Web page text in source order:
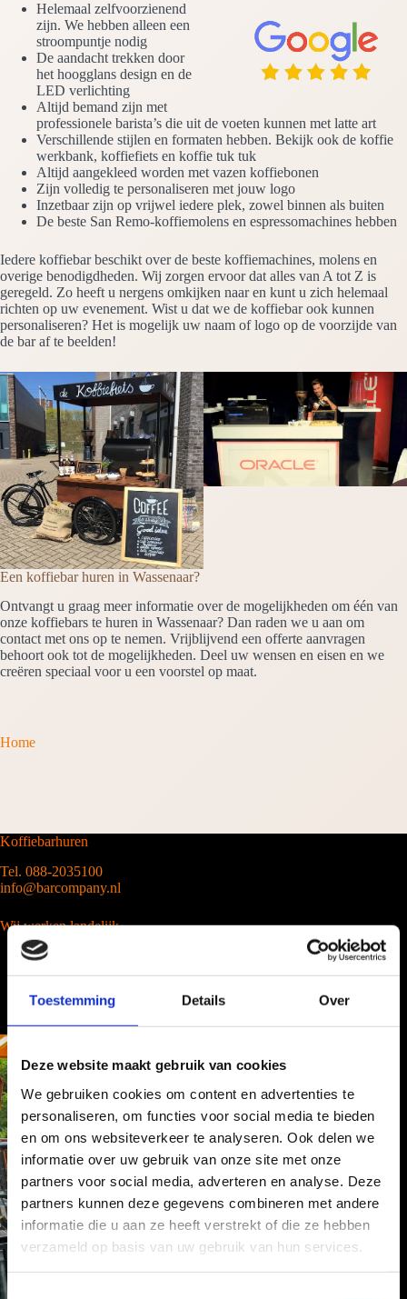
Toestemming Details Over
Deze website maakt gebruik van cookies
We gebruiken cookies om content en advertenties te
personaliseren, om functies voor social media te bieden
en om ons websiteverkeer te analyseren. Ook delen we
informatie over uw gebruik van onze site met onze
partners voor social media, adverteren en analyse. Deze
partners kunnen deze gegevens combineren met andere
informatie die u aan ze heeft verstrekt of die ze hebben
verzameld op basis van uw gebruik van hun services.
Helemaal zelfvoorzienend
zijn. We hebben alleen een
stroompuntje nodig
De aandacht trekken door
het hoogglans design en de
LED verlichting
Altijd bemand zijn met
professionele barista’s die uit de voeten kunnen met latte art
Verschillende stijlen en formaten hebben. Bekijk ook de koffie
werkbank, koffiefiets en koffie tuk tuk
Altijd aangekleed worden met vazen koffiebonen
Zijn volledig te personaliseren met jouw logo
Inzetbaar zijn op vrijwel iedere plek, zowel binnen als buiten
De beste San Remo-koffiemolens en espressomachines hebben
Iedere koffiebar beschikt over de beste koffiemachines, molens en
overige benodigdheden. Wij zorgen ervoor dat alles van A tot Z is
geregeld. Zo heeft u nergens omkijken naar en kunt u zich helemaal
richten op uw evenement. Wist u dat we de koffiebar ook kunnen
personaliseren? Het is mogelijk uw naam of logo op de voorzijde van
de bar af te beelden!
Een koffiebar huren in Wassenaar?
Ontvangt u graag meer informatie over de mogelijkheden om één van
onze koffiebars te huren in Wassenaar? Dan raden we u aan om
contact met ons op te nemen. Vrijblijvend een offerte aanvragen
behoort ook tot de mogelijkheden. Deel uw wensen en eisen en we
creëren speciaal voor u een voorstel op maat.
Home
Koffiebarhuren
Tel. 088-2035100
info@barcompany.nl
Wij werken landelijk